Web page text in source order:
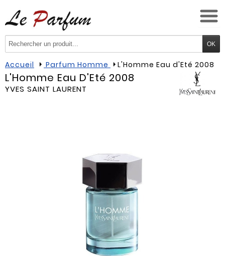
Accueil Parfum Homme L'Homme Eau d'Eté 2008
L'Homme Eau D'Eté 2008
YVES SAINT LAURENT